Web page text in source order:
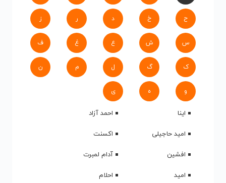
ح خ د ر ز
س ش ع غ ف
ک گ ل م ن
و ه ی
اینا
احمد آزاد
امید حاجیلی
اکسنت
افشین
آدام لمبرت
امید
احلام